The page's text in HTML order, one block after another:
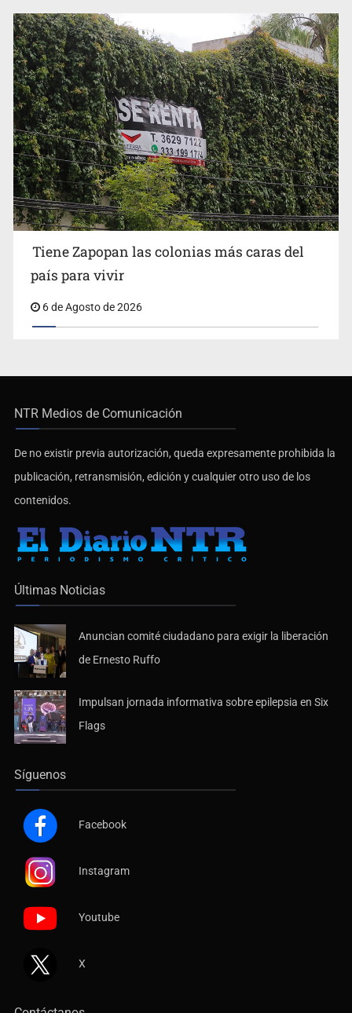
Tiene Zapopan las colonias más caras del
país para vivir
6 de Agosto de 2026
NTR Medios de Comunicación
De no existir previa autorización, queda expresamente prohibida la
publicación, retransmisión, edición y cualquier otro uso de los
contenidos.
Últimas Noticias
Anuncian comité ciudadano para exigir la liberación
de Ernesto Ruffo
Impulsan jornada informativa sobre epilepsia en Six
Flags
Síguenos
Facebook
Instagram
Youtube
X